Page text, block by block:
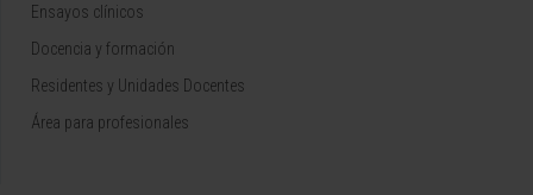
Ensayos clínicos
Docencia y formación
Residentes y Unidades Docentes
Área para profesionales